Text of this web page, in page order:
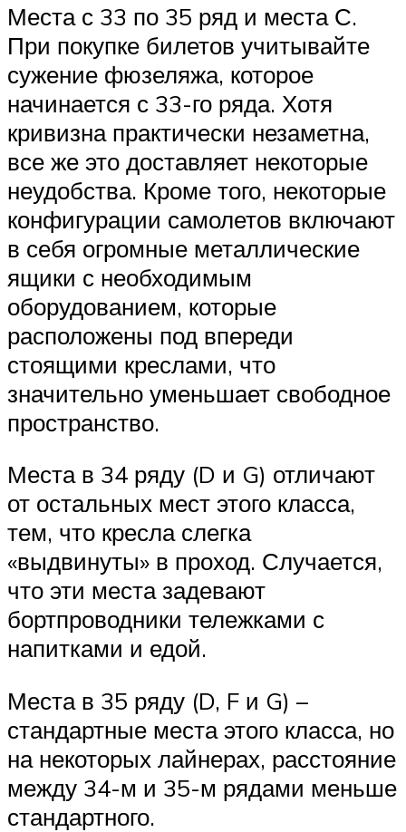
Места с 33 по 35 ряд и места С.
При покупке билетов учитывайте
сужение фюзеляжа, которое
начинается с 33-го ряда. Хотя
кривизна практически незаметна,
все же это доставляет некоторые
неудобства. Кроме того, некоторые
конфигурации самолетов включают
в себя огромные металлические
ящики с необходимым
оборудованием, которые
расположены под впереди
стоящими креслами, что
значительно уменьшает свободное
пространство.
Места в 34 ряду (D и G) отличают
от остальных мест этого класса,
тем, что кресла слегка
«выдвинуты» в проход. Случается,
что эти места задевают
бортпроводники тележками с
напитками и едой.
Места в 35 ряду (D, F и G) –
стандартные места этого класса, но
на некоторых лайнерах, расстояние
между 34-м и 35-м рядами меньше
стандартного.